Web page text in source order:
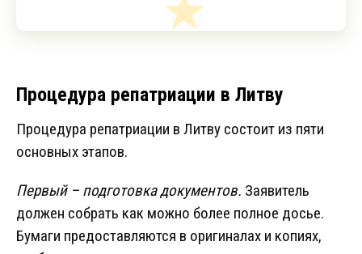
Процедура репатриации в Литву
Процедура репатриации в Литву состоит из пяти
основных этапов.
Первый – подготовка документов. Заявитель
должен собрать как можно более полное досье.
Бумаги предоставляются в оригиналах и копиях,